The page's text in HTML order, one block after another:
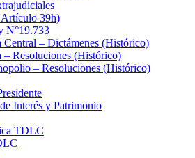
39h)
N°19.733
Central – Dictámenes (Histórico)
– Resoluciones (Histórico)
– Resoluciones (Histórico)
Interés y Patrimonio
TDLC